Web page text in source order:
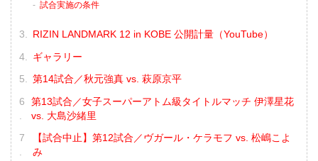
試合実施の条件
RIZIN LANDMARK 12 in KOBE 公開計量（YouTube）
ギャラリー
第14試合／秋元強真 vs. 萩原京平
第13試合／女子スーパーアトム級タイトルマッチ 伊澤星花
vs. 大島沙緒里
【試合中止】第12試合／ヴガール・ケラモフ vs. 松嶋こよ
み